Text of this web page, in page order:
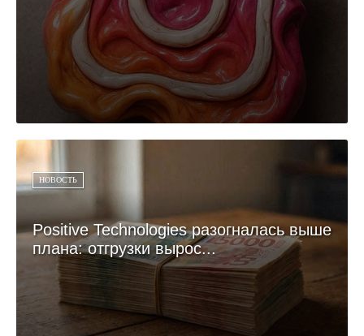
НОВОСТЬ
Positive Technologies разогналась выше
плана: отгрузки вырос...